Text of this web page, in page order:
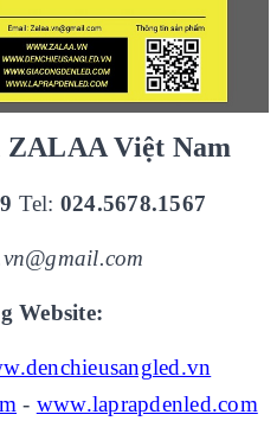
ZALAA Việt Nam
Tel: 024.5678.1567
Website:
- www.laprapdenled.com